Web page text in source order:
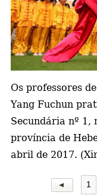
Os professores
Yang Fuchun
Secundária nº 1,
província de
abril de 2017.
1